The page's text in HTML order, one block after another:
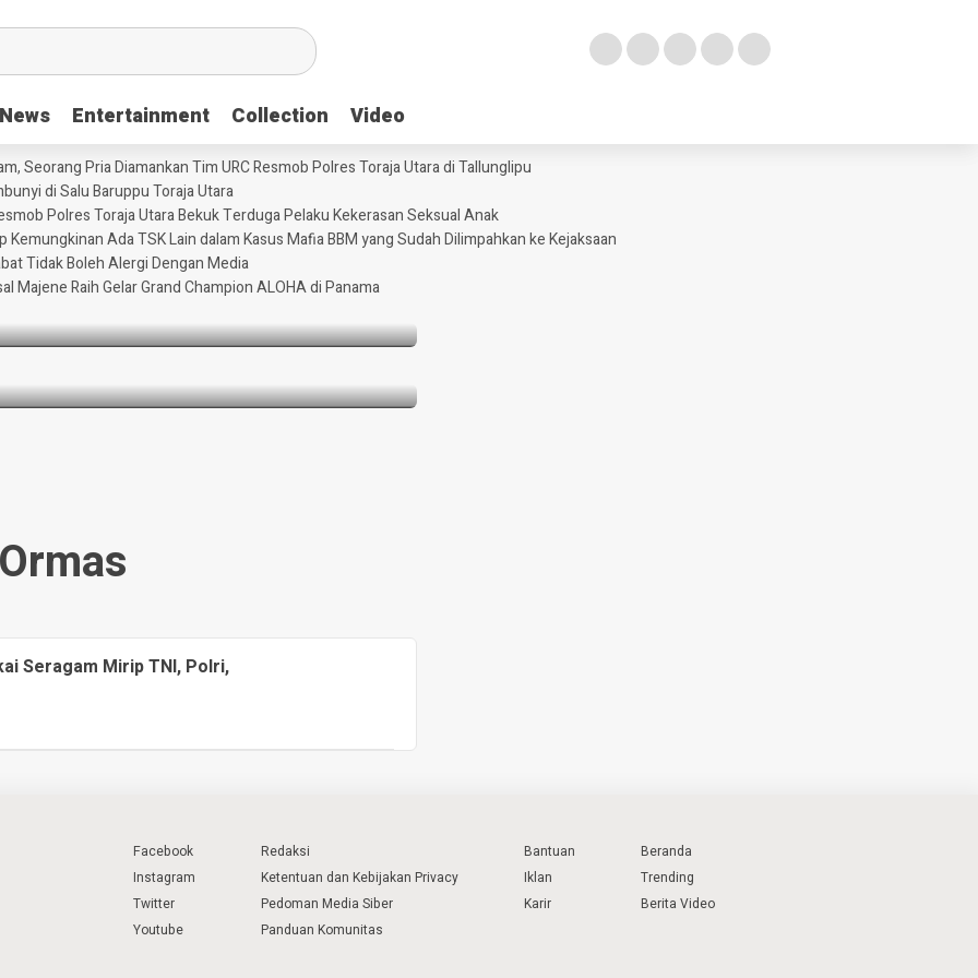
News Entertainment Collection Video
News Entertainment Collection Video
Seorang Pria Diamankan Tim URC Resmob Polres Toraja Utara di Tallunglipu
di Salu Baruppu Toraja Utara
Polres Toraja Utara Bekuk Terduga Pelaku Kekerasan Seksual Anak
Ada TSK Lain dalam Kasus Mafia BBM yang Sudah Dilimpahkan ke Kejaksaan
Tidak Boleh Alergi Dengan Media
Majene Raih Gelar Grand Champion ALOHA di Panama
Seorang Pria Diamankan Tim URC
Tallunglipu
Kemungkinan Ada TSK Lain dalam
ke Kejaksaan
Ormas
Seragam Mirip TNI, Polri,
Facebook
Instagram
Twitter
Youtube
Redaksi
Ketentuan dan Kebijakan Privacy
Pedoman Media Siber
Panduan Komunitas
Bantuan
Iklan
Karir
Beranda
Trending
Berita Video